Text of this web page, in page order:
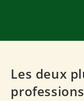
Les deux
professions